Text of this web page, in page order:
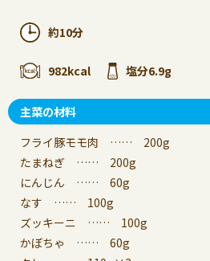
約10分
982kcal 塩分6.9g
主菜の材料
フライ豚モモ肉 …… 200g
たまねぎ …… 200g
にんじん …… 60g
なす …… 100g
ズッキーニ …… 100g
かぼちゃ …… 60g